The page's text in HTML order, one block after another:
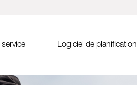
Logiciel de planification